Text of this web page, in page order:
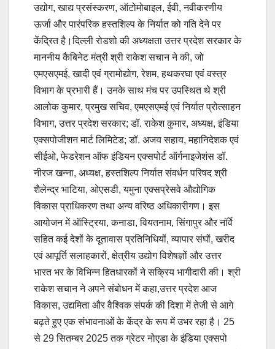
उद्योग, खाद्य प्रसंस्करण, ऑटोमोबाइल, ईवी, नवीकरणीय
ऊर्जा और पारंपरिक हस्तशिल्प के निर्यात को गति देने पर
केंद्रित है।दिल्ली रोडशो की अध्यक्षता उत्तर प्रदेश सरकार के
माननीय कैबिनेट मंत्री श्री राकेश सचान ने की, जो
एमएसएमई, खादी एवं ग्रामोद्योग, रेशम, हथकरघा एवं वस्त्र
विभाग के प्रभारी हैं। उनके साथ मंच पर उपस्थित थे श्री
आलोक कुमार, प्रमुख सचिव, एमएसएमई एवं निर्यात प्रोत्साहन
विभाग, उत्तर प्रदेश सरकार; डॉ. राकेश कुमार, अध्यक्ष, इंडिया
एक्सपोजीशन मार्ट लिमिटेड; डॉ. अजय सहाय, महानिदेशक एवं
सीईओ, फेडरेशन ऑफ इंडियन एक्सपोर्ट ऑर्गनाइजेशंस डॉ.
नीरज खन्ना, अध्यक्ष, हस्तशिल्प निर्यात संवर्धन परिषद श्री
शैलेन्द्र भाटिया, ओएसडी, यमुना एक्सप्रेसवे औद्योगिक
विकास प्राधिकरण तथा अन्य वरिष्ठ अधिकारीगण। इस
आयोजन में ऑस्ट्रिया, कनाडा, वियतनाम, सिंगापुर और नॉर्वे
सहित कई देशों के दूतावास प्रतिनिधियों, व्यापार संघों, खरीद
एवं आपूर्ति सलाहकारों, क्षेत्रीय उद्योग विशेषज्ञों और उत्तर
भारत भर के विभिन्न हितधारकों ने सक्रिय भागीदारी की। श्री
राकेश सचान ने अपने संबोधन में कहा,उत्तर प्रदेश आज
विकास, उद्यमिता और वैश्विक संपर्क की दिशा में तेजी से आगे
बढ़ते हुए एक संभावनाओं के केंद्र के रूप में उभर रहा है। 25
से 29 सितम्बर 2025 तक ग्रेटर नोएडा के इंडिया एक्सपो